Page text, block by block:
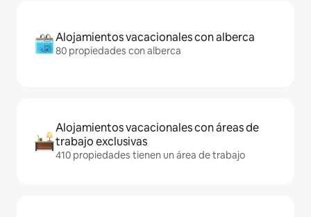
Alojamientos vacacionales con alberca
80 propiedades con alberca
Alojamientos vacacionales con áreas de
trabajo exclusivas
410 propiedades tienen un área de trabajo